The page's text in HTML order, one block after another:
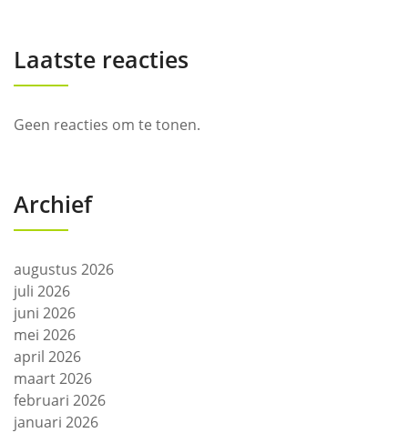
Laatste reacties
Geen reacties om te tonen.
Archief
augustus 2026
juli 2026
juni 2026
mei 2026
april 2026
maart 2026
februari 2026
januari 2026